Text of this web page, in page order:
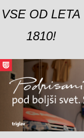
VSE OD LETA
1810!